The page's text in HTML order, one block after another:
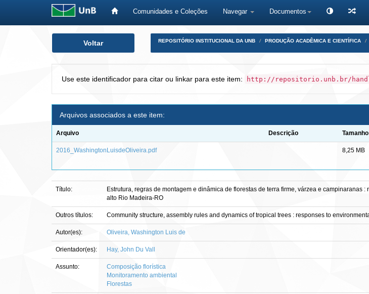
Comunidades e Coleções Navegar Documentos
Voltar REPOSITÓRIO INSTITUCIONAL DA UNB PRODUÇÃO ACADÊMICA E CIENTÍFICA
Use este identificador para citar ou linkar para este item: http://repositorio.unb.br/
Arquivos associados a este item:
Arquivo Descrição Tamanho
2016_WashingtonLuisdeOliveira.pdf 8,25 MB
Título:
Estrutura, regras de montagem e dinâmica de florestas de terra firme, várzea e
alto Rio Madeira-RO
Outros títulos: Community structure, assembly rules and dynamics of tropical trees : responses to
Autor(es): Oliveira, Washington Luis de
Orientador(es): Hay, John Du Vall
Assunto:
Composição florística
Monitoramento ambiental
Florestas